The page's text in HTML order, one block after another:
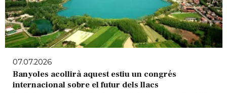
07.07.2026
Banyoles acollirà aquest estiu un congrés
internacional sobre el futur dels llacs